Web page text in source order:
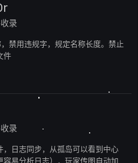
录
禁用违规字，规定名称长度。禁止
件
录
日志同步，从孤岛可以看到中心
易分析日志），玩家传图自动加